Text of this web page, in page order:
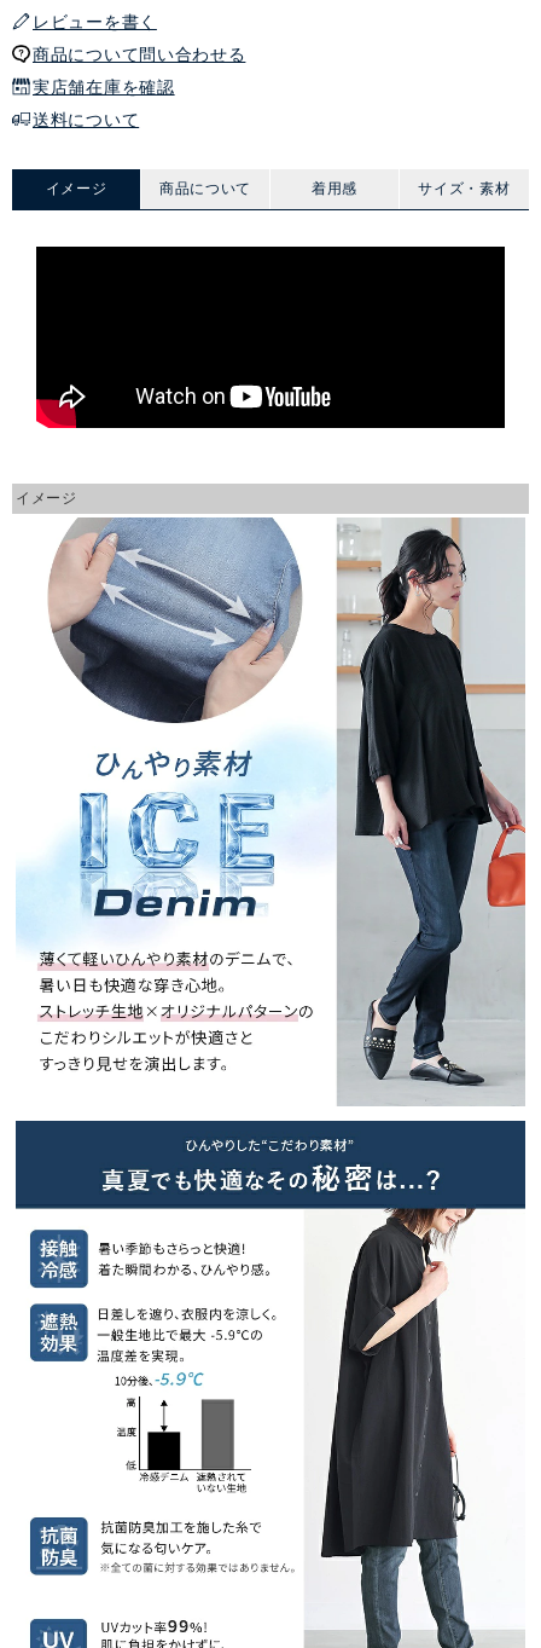
レビューを書く
商品について問い合わせる
実店舗在庫を確認
送料について
イメージ 商品について 着用感 サイズ・素材
イメージ